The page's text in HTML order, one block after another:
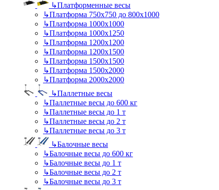
↳Платформенные весы
↳Платформа 750х750 до 800х1000
↳Платформа 1000х1000
↳Платформа 1000х1250
↳Платформа 1200х1200
↳Платформа 1200х1500
↳Платформа 1500х1500
↳Платформа 1500х2000
↳Платформа 2000х2000
↳Паллетные весы
↳Паллетные весы до 600 кг
↳Паллетные весы до 1 т
↳Паллетные весы до 2 т
↳Паллетные весы до 3 т
↳Балочные весы
↳Балочные весы до 600 кг
↳Балочные весы до 1 т
↳Балочные весы до 2 т
↳Балочные весы до 3 т